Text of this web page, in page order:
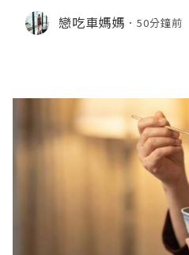
戀吃車媽媽 50分鐘前